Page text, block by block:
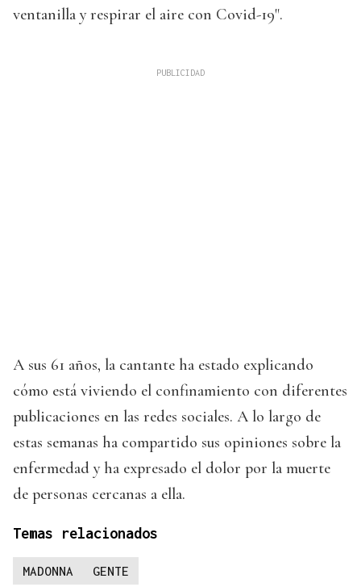
ventanilla y respirar el aire con Covid-19".
A sus 61 años, la cantante ha estado explicando
cómo está viviendo el confinamiento con diferentes
publicaciones en las redes sociales. A lo largo de
estas semanas ha compartido sus opiniones sobre la
enfermedad y ha expresado el dolor por la muerte
de personas cercanas a ella.
Temas relacionados
MADONNA GENTE